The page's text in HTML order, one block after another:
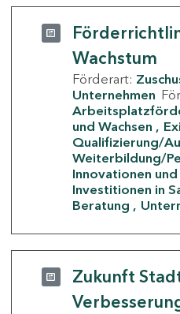
Wachstum
Förderart:
Unternehmen
und Wachsen
Qualifizierung/
Weiterbildung/
Innovationen
Investitionen in
Beratung
Zukunft